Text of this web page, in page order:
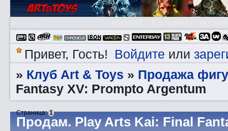
Привет, Гость! Войдите или
» Клуб Art & Toys » Продажа
Fantasy XV: Prompto Argentum
Прoдам. Play Arts Kai: Final
Страница:1